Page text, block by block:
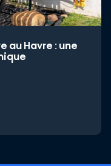
Havre : une